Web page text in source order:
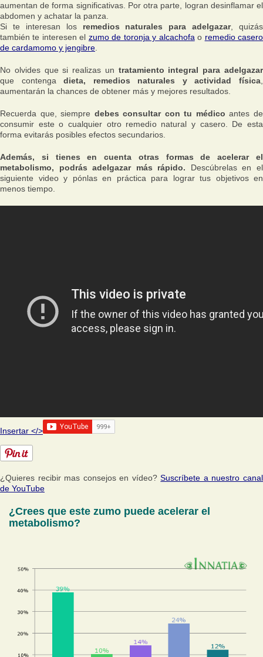
aumentan de forma significativas. Por otra parte, logran desinflamar el
abdomen y achatar la panza.
Si te interesan los remedios naturales para adelgazar, quizás
también te interesen el zumo de toronja y alcachofa o remedio casero
de cardamomo y jengibre
No olvides que si realizas un tratamiento integral para adelgazar
que contengadieta, remedios naturales y actividad física
aumentarán la chances de obtener más y mejores resultados.
Recuerda que, siempre debes consultar con tu médico antes de
consumir este o cualquier otro remedio natural y casero. De esta
forma evitarás posibles efectos secundarios.
Además, si tienes en cuenta otras formas de acelerar el
metabolismo, podrás adelgazar más rápido. Descúbrelas en el
siguiente video y pónlas en práctica para lograr tus objetivos en
menos tiempo.
Insertar </>
¿Quieres recibir mas consejos en vídeo?Suscríbete a nuestro canal
de YouTube
¿Crees que este zumo puede acelerar el
metabolismo?